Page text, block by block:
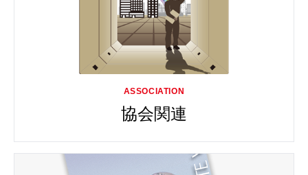
協会関連